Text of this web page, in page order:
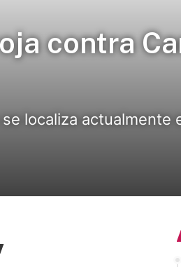
contra
localiza actualmente